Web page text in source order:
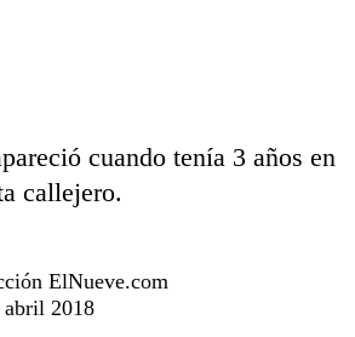
cuando tenía 3 años en
callejero.
ElNueve.com
abril 2018